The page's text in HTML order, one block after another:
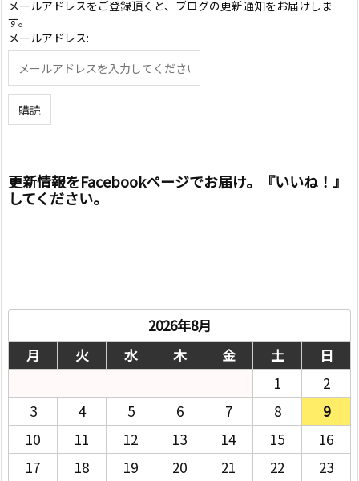
メールアドレスをご登録頂くと、ブログの更新通知をお届けしま
す。
メールアドレス:
更新情報をFacebookページでお届け。『いいね！』
してください。
2026年8月
月
火 水 木 金 土
日
1
2
3
4 5 6 7 8
9
10
11 12 13 14 15
16
17
18 19 20 21 22
23